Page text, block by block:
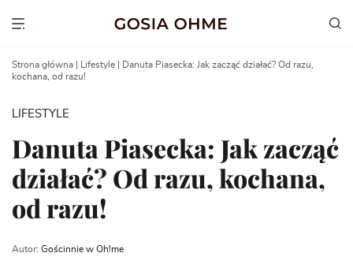
Show menu
Strona główna Lifestyle
Danuta Piasecka: Jak zacząć działać? Od razu,
kochana, od razu!
LIFESTYLE
Danuta Piasecka: Jak zacząć
działać? Od razu, kochana,
od razu!
Autor: Gościnnie w Oh!me